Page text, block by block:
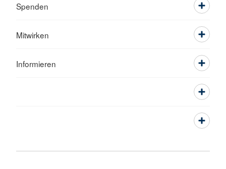
Spenden
Mitwirken
Informieren